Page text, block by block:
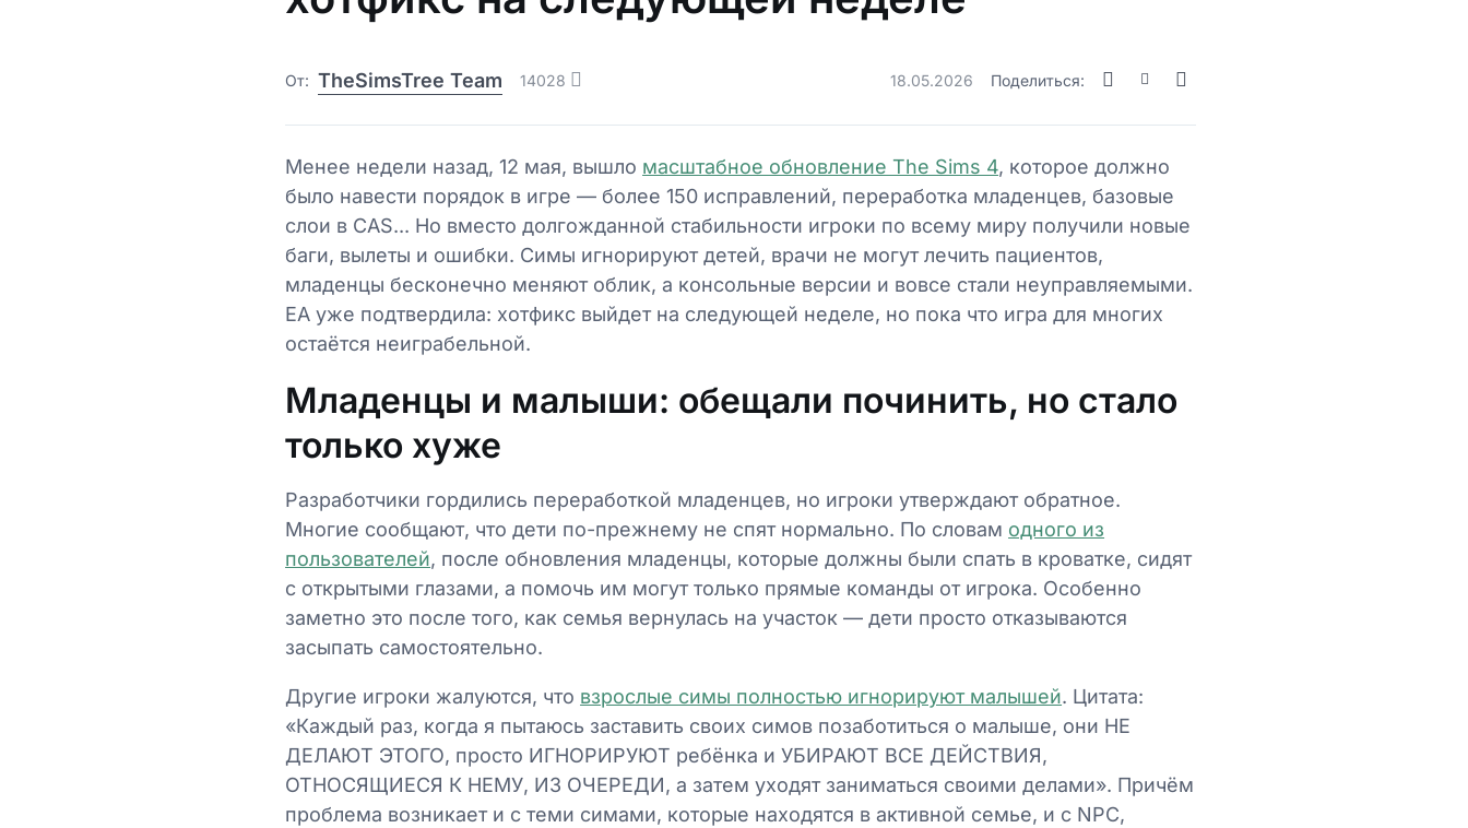
От: TheSimsTree Team 14028 18.05.2026 Поделиться:
Менее недели назад, 12 мая, вышло масштабное обновление The Sims 4, которое должно
было навести порядок в игре — более 150 исправлений, переработка младенцев, базовые
слои в CAS... Но вместо долгожданной стабильности игроки по всему миру получили новые
баги, вылеты и ошибки. Симы игнорируют детей, врачи не могут лечить пациентов,
младенцы бесконечно меняют облик, а консольные версии и вовсе стали неуправляемыми.
EA уже подтвердила: хотфикс выйдет на следующей неделе, но пока что игра для многих
остаётся неиграбельной.
Младенцы и малыши: обещали починить, но стало
только хуже
Разработчики гордились переработкой младенцев, но игроки утверждают обратное.
Многие сообщают, что дети по-прежнему не спят нормально. По словам одного из
пользователей, после обновления младенцы, которые должны были спать в кроватке, сидят
с открытыми глазами, а помочь им могут только прямые команды от игрока. Особенно
заметно это после того, как семья вернулась на участок — дети просто отказываются
засыпать самостоятельно.
Другие игроки жалуются, что взрослые симы полностью игнорируют малышей. Цитата:
«Каждый раз, когда я пытаюсь заставить своих симов позаботиться о малыше, они НЕ
ДЕЛАЮТ ЭТОГО, просто ИГНОРИРУЮТ ребёнка и УБИРАЮТ ВСЕ ДЕЙСТВИЯ,
ОТНОСЯЩИЕСЯ К НЕМУ, ИЗ ОЧЕРЕДИ, а затем уходят заниматься своими делами». Причём
проблема возникает и с теми симами, которые находятся в активной семье, и с NPC,